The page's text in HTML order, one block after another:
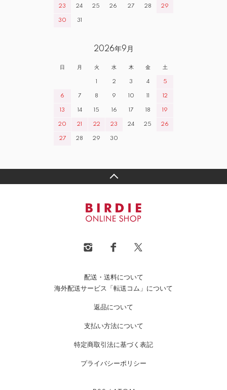
23 24 25 26 27 28 29
30 31
2026年9月
日 月 火 水 木 金 土
1 2 3 4 5
6 7 8 9 10 11 12
13 14 15 16 17 18 19
20 21 22 23 24 25 26
27 28 29 30
配送・送料について
海外配送サービス「転送コム」について
返品について
支払い方法について
特定商取引法に基づく表記
プライバシーポリシー